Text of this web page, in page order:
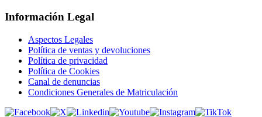
Información Legal
Aspectos Legales
Política de ventas y devoluciones
Política de privacidad
Política de Cookies
Canal de denuncias
Condiciones Generales de Matriculación